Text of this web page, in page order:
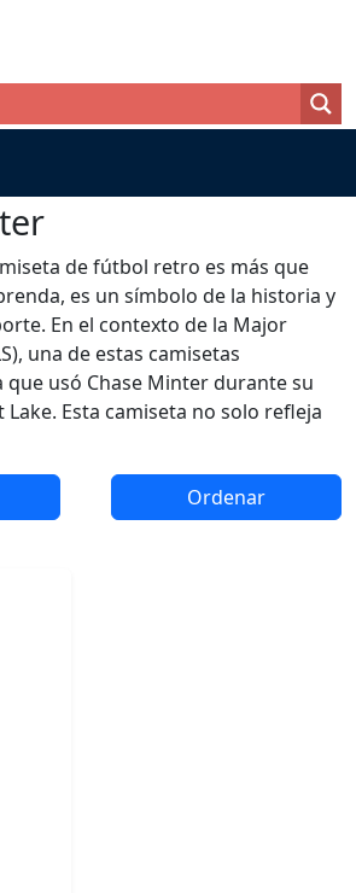
de fútbol retro es más que
es un símbolo de la historia y
En el contexto de la Major
una de estas camisetas
que usó Chase Minter durante su
Lake. Esta camiseta no solo refleja
Ordenar